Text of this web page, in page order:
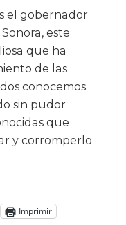
el gobernador
este
que ha
de las
conocemos.
sin pudor
que
y corromperlo
Imprimir